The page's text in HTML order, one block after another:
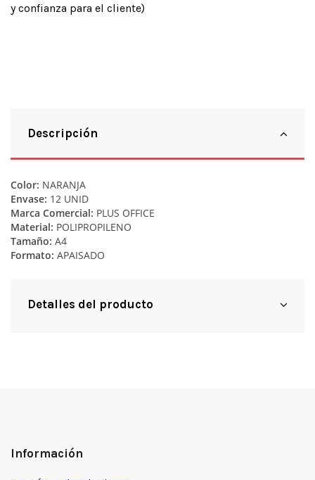
y confianza para el cliente)
Descripción
Color: NARANJA
Envase: 12 UNID
Marca Comercial: PLUS OFFICE
Material: POLIPROPILENO
Tamaño: A4
Formato: APAISADO
Detalles del producto
Información